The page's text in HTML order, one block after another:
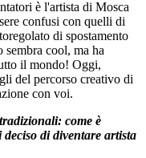
è l'artista di Mosca
confusi con quelli di
di spostamento
cool, ma ha
il mondo! Oggi,
del percorso creativo di
con voi.
come è
di diventare artista